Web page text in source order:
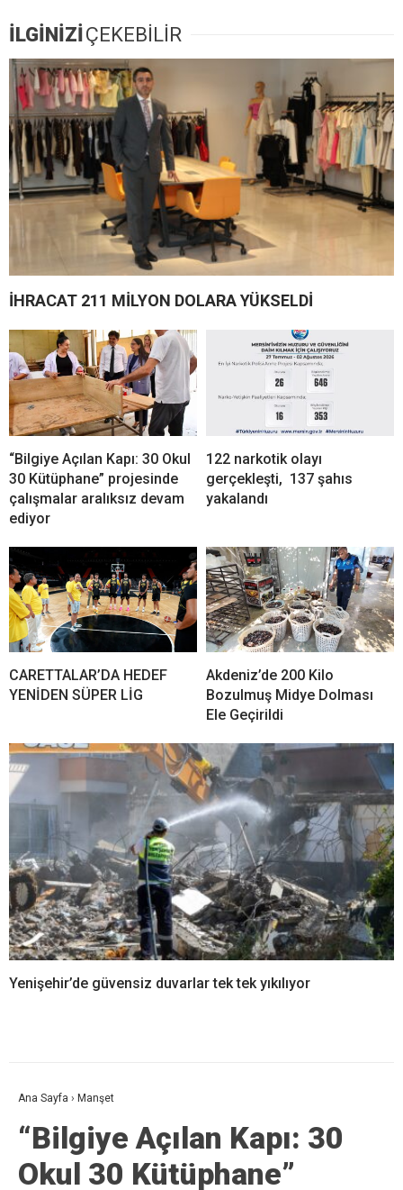
İLGİNİZİ ÇEKEBİLİR
İHRACAT 211 MİLYON DOLARA YÜKSELDİ
“Bilgiye Açılan Kapı: 30 Okul
30 Kütüphane” projesinde
çalışmalar aralıksız devam
ediyor
122 narkotik olayı
gerçekleşti, 137 şahıs
yakalandı
CARETTALAR’DA HEDEF
YENİDEN SÜPER LİG
Akdeniz’de 200 Kilo
Bozulmuş Midye Dolması
Ele Geçirildi
Yenişehir’de güvensiz duvarlar tek tek yıkılıyor
Ana Sayfa › Manşet
“Bilgiye Açılan Kapı: 30
Okul 30 Kütüphane”